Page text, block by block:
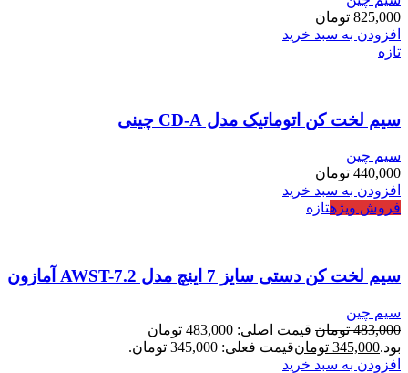
825,000 تومان
افزودن به سبد خرید
تازه
سیم لخت کن اتوماتیک مدل CD-A چینی
سیم چین
440,000 تومان
افزودن به سبد خرید
فروش ویژهتازه
سیم لخت کن دستی سایز 7 اینچ مدل AWST-7.2 آمازون
سیم چین
483,000 تومان
قیمت اصلی: 483,000 تومان
بود.345,000 تومانقیمت فعلی: 345,000 تومان.
افزودن به سبد خرید